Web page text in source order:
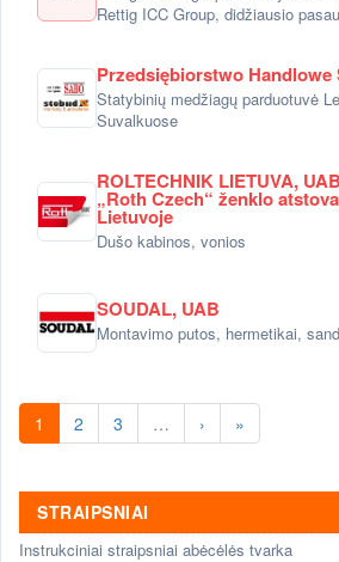
Rettig ICC Group, didžiausio
Przedsiębiorstwo Handlowe
Statybinių medžiagų parduotuvė
Suvalkuose
ROLTECHNIK LIETUVA,
„Roth Czech“ ženklo
Lietuvoje
Dušo kabinos, vonios
SOUDAL, UAB
Montavimo putos, hermetikai,
1 2 3 … › »
STRAIPSNIAI
Instrukciniai straipsniai abėcėlės tvarka